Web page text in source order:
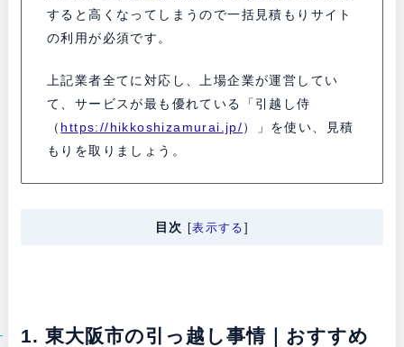
すると高くなってしまうので一括見積もりサイト
の利用が必須です。
上記業者全てに対応し、上場企業が運営してい
て、サービスが最も優れている「引越し侍
（ https://hikkoshizamurai.jp/）」を使い、見積
もりを取りましょう。
目次 [表示する ]
1. 東大阪市の引っ越し事情｜おすすめ